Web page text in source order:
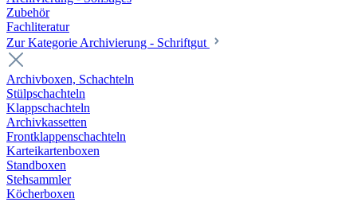
Zubehör
Fachliteratur
Zur Kategorie Archivierung - Schriftgut
Archivboxen, Schachteln
Stülpschachteln
Klappschachteln
Archivkassetten
Frontklappenschachteln
Karteikartenboxen
Standboxen
Stehsammler
Köcherboxen